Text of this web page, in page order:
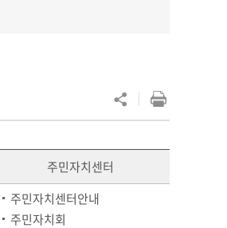
주민자치센터
주민자치센터안내
주민자치회